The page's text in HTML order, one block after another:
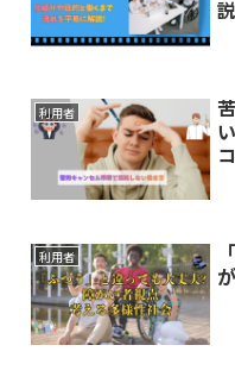
説
利用者
利用者